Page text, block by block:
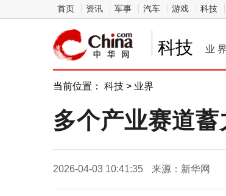
首页 资讯 军事 汽车 游戏 科技
科技 业 界
当前位置： 科技 > 业界
多个产业赛道
2026-04-03 10:41:35 来源：新华网